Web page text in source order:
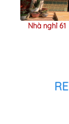
Nhà nghỉ 61